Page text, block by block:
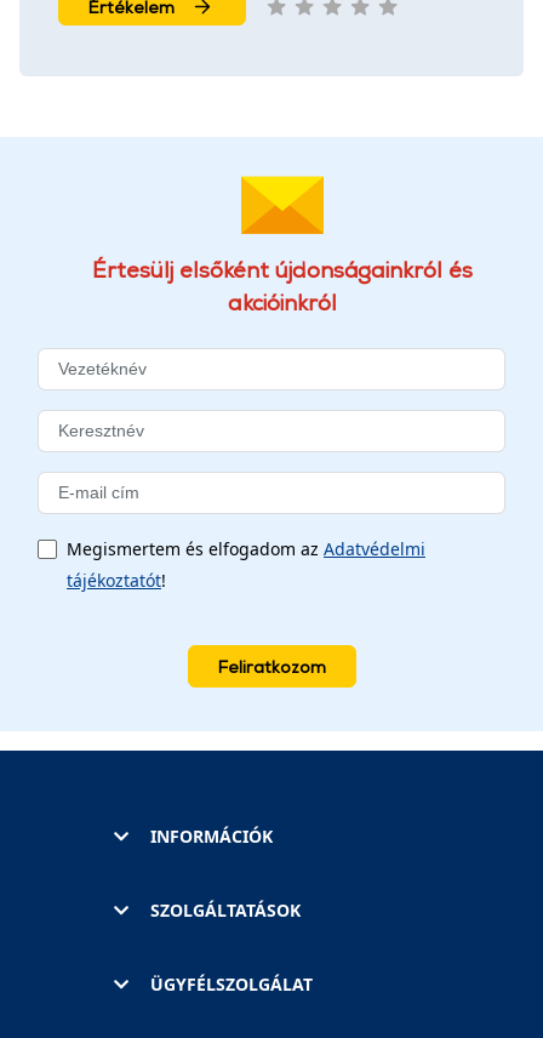
Értékelem
Értesülj elsőként újdonságainkról és
akcióinkról
Megismertem és elfogadom az Adatvédelmi
tájékoztatót!
Feliratkozom
INFORMÁCIÓK
SZOLGÁLTATÁSOK
ÜGYFÉLSZOLGÁLAT